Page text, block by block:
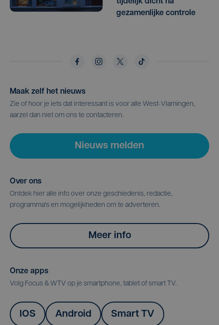
gezamenlijke controle
Maak zelf het nieuws
Zie of hoor je iets dat interessant is voor alle West-Vlamingen,
aarzel dan niet om ons te contacteren.
Nieuws melden
Over ons
Ontdek hier alle info over onze geschiedenis, redactie,
programma's en mogelijkheden om te adverteren.
Meer info
Onze apps
Volg Focus & WTV op je smartphone, tablet of smart TV.
IOS Android Smart TV